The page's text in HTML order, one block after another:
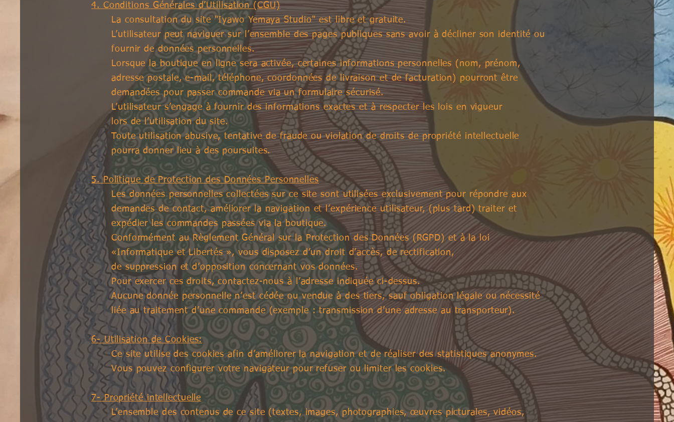
4. Conditions Générales d’Utilisation (CGU)
La consultation du site "Iyawo Yemaya Studio" est libre et gratuite.
L’utilisateur peut naviguer sur l’ensemble des pages publiques sans avoir à décliner son identité ou
fournir de données personnelles.
Lorsque la boutique en ligne sera activée, certaines informations personnelles (nom, prénom,
adresse postale, e-mail, téléphone, coordonnées de livraison et de facturation) pourront être
demandées pour passer commande via un formulaire sécurisé.
L’utilisateur s’engage à fournir des informations exactes et à respecter les lois en vigueur
lors de l’utilisation du site.
Toute utilisation abusive, tentative de fraude ou violation de droits de propriété intellectuelle
pourra donner lieu à des poursuites.
5. Politique de Protection des Données Personnelles
Les données personnelles collectées sur ce site sont utilisées exclusivement pour répondre aux
demandes de contact,améliorer la navigation et l’expérience utilisateur, (plus tard) traiter et
expédier les commandes passées via la boutique.
Conformément au Règlement Général sur la Protection des Données (RGPD) et à la loi
«Informatique et Libertés », vous disposez d’un droit d’accès, de rectification,
de suppression et d’opposition concernant vos données.
Pour exercer ces droits, contactez-nous à l’adresse indiquée ci-dessus.
Aucune donnée personnelle n’est cédée ou vendue à des tiers, sauf obligation légale ou nécessité
liée au traitement d’une commande (exemple : transmission d’une adresse au transporteur).
6- Utilisation de Cookies:
Ce site utilise des cookies afin d’améliorer la navigation et de réaliser des statistiques anonymes.
Vous pouvez configurer votre navigateur pour refuser ou limiter les cookies.
7- Propriété intellectuelle
L’ensemble des contenus de ce site (textes, images, photographies, œuvres picturales, vidéos,